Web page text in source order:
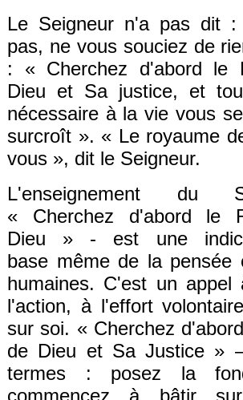
Le Seigneur n'a pas dit :
pas, ne vous souciez de
: « Cherchez d'abord le
Dieu et Sa justice, et
nécessaire à la vie vous
surcroît ». « Le royaume
vous », dit le Seigneur.
L'enseignement du
« Cherchez d'abord le
Dieu » - est une
base mêmede la pensée
humaines. C'est un appel
l'action, à l'effort
sur soi. « Cherchez
de Dieu et Sa Justice »
termes : posez la
commencez à bâtir